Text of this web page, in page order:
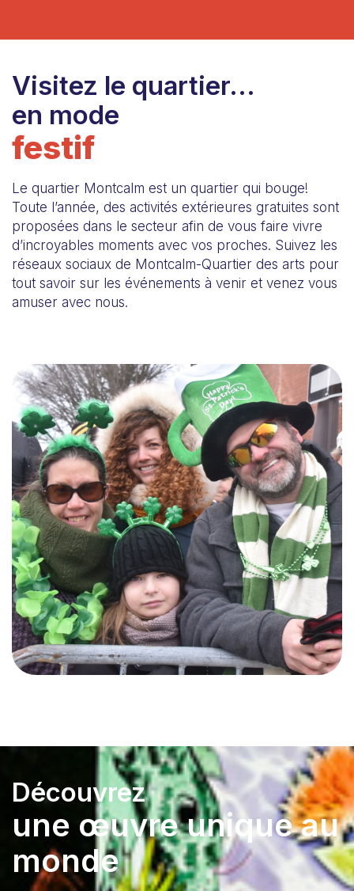
Visitez le quartier...
en mode
festif
Le quartier Montcalm est un quartier qui bouge!
Toute l’année, des activités extérieures gratuites sont
proposées dans le secteur afin de vous faire vivre
d’incroyables moments avec vos proches. Suivez les
réseaux sociaux de Montcalm-Quartier des arts pour
tout savoir sur les événements à venir et venez vous
amuser avec nous.
Découvrez
une œuvre unique au
monde